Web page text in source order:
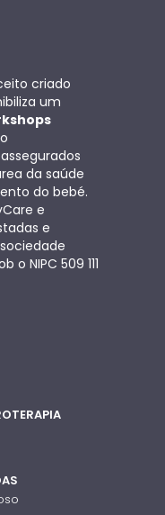
criado
um
da saúde
do bebé.
e
e
o NIPC 509 111